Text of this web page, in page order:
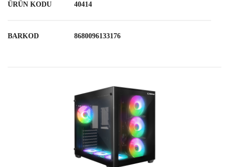
ÜRÜN KODU 40414
BARKOD 8680096133176